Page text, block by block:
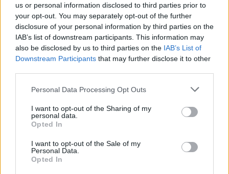
us or personal information disclosed to third parties prior to
your opt-out. You may separately opt-out of the further
disclosure of your personal information by third parties on the
IAB’s list of downstream participants. This information may
also be disclosed by us to third parties on the IAB’s List of
Downstream Participants that may further disclose it to other
Personal Data Processing Opt Outs
I want to opt-out of the Sharing of my
personal data.
Opted In
I want to opt-out of the Sale of my
Personal Data.
Opted In
ΣΧΕΤΙΚΆ TAGS
Μισθοί